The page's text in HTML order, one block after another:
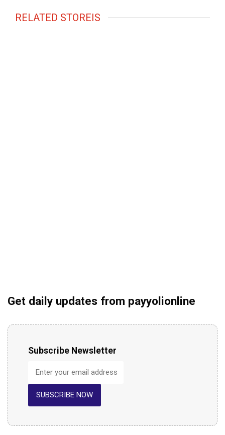
RELATED STOREIS
Get daily updates from payyolionline
Subscribe Newsletter
SUBSCRIBE NOW